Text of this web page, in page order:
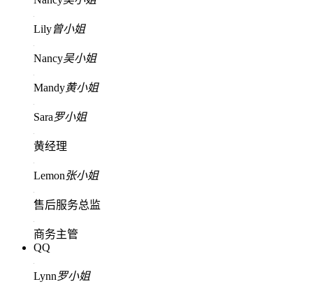
Lily曾小姐
Nancy吴小姐
Mandy黄小姐
Sara罗小姐
黄经理
Lemon张小姐
售后服务总监
商务主管
QQ
Lynn罗小姐